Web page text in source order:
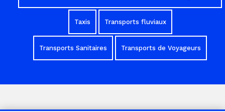
Taxis Transports fluviaux
Transports Sanitaires Transports de Voyageurs